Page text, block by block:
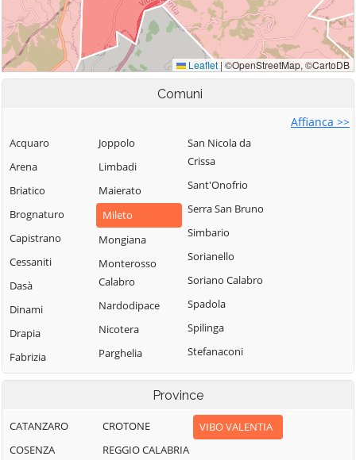
Comuni
Affianca >>
Acquaro
Arena
Briatico
Brognaturo
Capistrano
Cessaniti
Dasà
Dinami
Drapia
Fabrizia
Filadelfia
Filogaso
Francavilla
Joppolo
Limbadi
Maierato
Mileto
Mongiana
Monterosso
Calabro
Nardodipace
Nicotera
Parghelia
Pizzo
Polia
Ricadi
San Nicola da
Crissa
Sant'Onofrio
Serra San Bruno
Simbario
Sorianello
Soriano Calabro
Spadola
Spilinga
Stefanaconi
Tropea
Vallelonga
Vazzano
Vibo Valentia
Province
CATANZARO
COSENZA
CROTONE
REGGIO CALABRIA
VIBO VALENTIA